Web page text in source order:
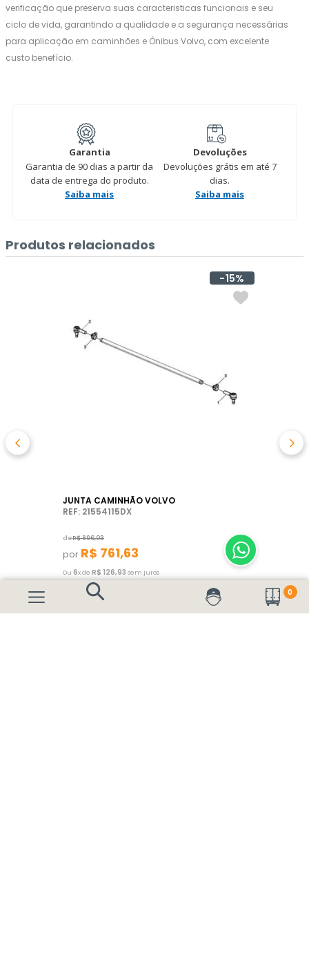
0
verificação que preserva suas caracteristicas funcionais e seu
ciclo de vida, garantindo a qualidade e a segurança necessárias
para aplicação em caminhões e Ônibus Volvo, com excelente
custo benefício.
Garantia
Garantia de 90 dias a partir da
data de entrega do produto.
Saiba mais
Devoluções
Devoluções grátis em até 7
dias.
Saiba mais
Produtos relacionados
15%
JUNTA CAMINHÃO VOLVO
REF: 21554115DX
deR$896,03
por R$ 761,63
Ou 6x de R$ 126,93 sem juros
ADICIONAR AO CARRINHO